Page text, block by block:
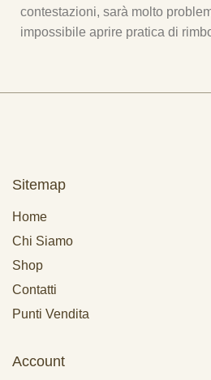
contestazioni, sarà molto
impossibile aprire pratica di
Sitemap
Home
Chi Siamo
Shop
Contatti
Punti Vendita
Account